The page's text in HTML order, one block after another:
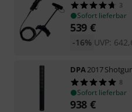
3
Sofort lieferbar
539 €
UVP:
-16%
DPA2017
8
Sofort lieferbar
938 €